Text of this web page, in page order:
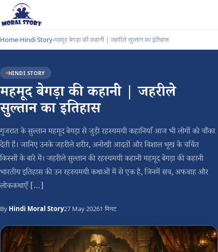
Home›Hindi Story›महमूद बेगड़ा की कहानी | जहरीले सुल्तान का इतिहास
HINDI STORY
महमूद बेगड़ा की कहानी | जहरीले
सुल्तान का इतिहास
गुजरात के सुल्तान महमूद बेगड़ा से जुड़ी रहस्यमयी कहानियाँ आज भी लोगों को चौंका
देती हैं। जानिए उनके जहरीले शरीर, अनोखी आदतों और विशाल भूख के चर्चित
किस्सों के बारे में। जहरीले सुल्तान की रहस्यमयी कहानी महमूद बेगड़ा की कहानी
भारतीय इतिहास की उन रहस्यमयी कथाओं में से एक है, जिनमें सच, अफवाह और
लोककथाएँ […]
By Hindi Moral Story27 May 20261 मिनट